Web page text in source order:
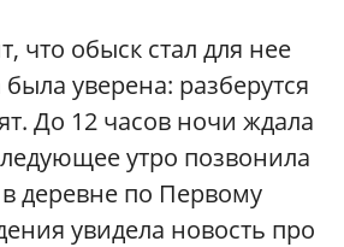
что обыск стал для нее
уверена: разберутся
До 12 часов ночи ждала
утро позвонила
деревне по Первому
увидела новость про